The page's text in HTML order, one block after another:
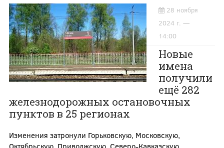
28 ноября
2024 г. —
14:00
Новые
имена
получили
ещё 282
железнодорожных остановочных
пунктов в 25 регионах
Изменения затронули Горьковскую, Московскую,
Октябрьскую, Приволжскую, Северо-Кавказскую,